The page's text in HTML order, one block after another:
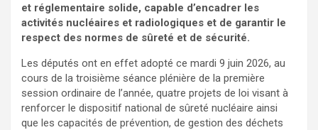
et réglementaire solide, capable d’encadrer les
activités nucléaires et radiologiques et de garantir le
respect des normes de sûreté et de sécurité.
Les députés ont en effet adopté ce mardi 9 juin 2026, au
cours de la troisième séance plénière de la première
session ordinaire de l’année, quatre projets de loi visant à
renforcer le dispositif national de sûreté nucléaire ainsi
que les capacités de prévention, de gestion des déchets